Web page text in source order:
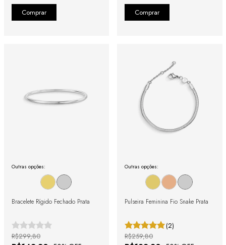
Outras opções:
Bracelete Rígido Fechado Prata
R$299,80
Outras opções:
Pulseira Feminina Fio Snake Prata
(2)
R$259,80